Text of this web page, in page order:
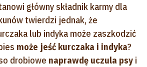
główny składnik karmy dla
twierdzi jednak, że
lub indyka może zaszkodzić
może jeść kurczaka i indyka?
drobiowe naprawdę uczula psy i